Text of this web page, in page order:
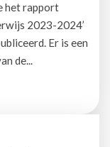
het rapport
2023-2024’
Er is een
de...